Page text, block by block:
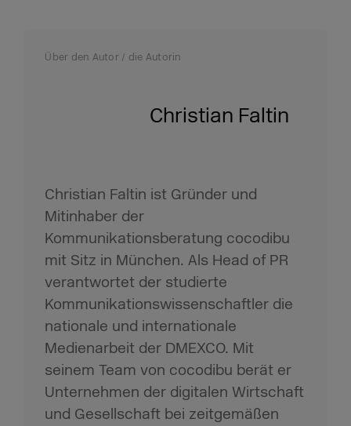
Über den Autor / die Autorin
Christian Faltin
Christian Faltin ist Gründer und
Mitinhaber der
Kommunikationsberatung cocodibu
mit Sitz in München. Als Head of PR
verantwortet der studierte
Kommunikationswissenschaftler die
nationale und internationale
Medienarbeit der DMEXCO. Mit
seinem Team von cocodibu berät er
Unternehmen der digitalen Wirtschaft
und Gesellschaft bei zeitgemäßen